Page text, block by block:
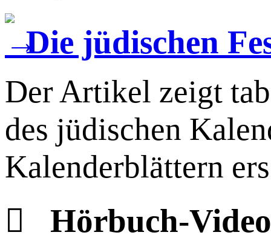
Die jüdischen
Der Artikel zeigt
des jüdischen
Kalenderblättern
 Hörbuch-Video